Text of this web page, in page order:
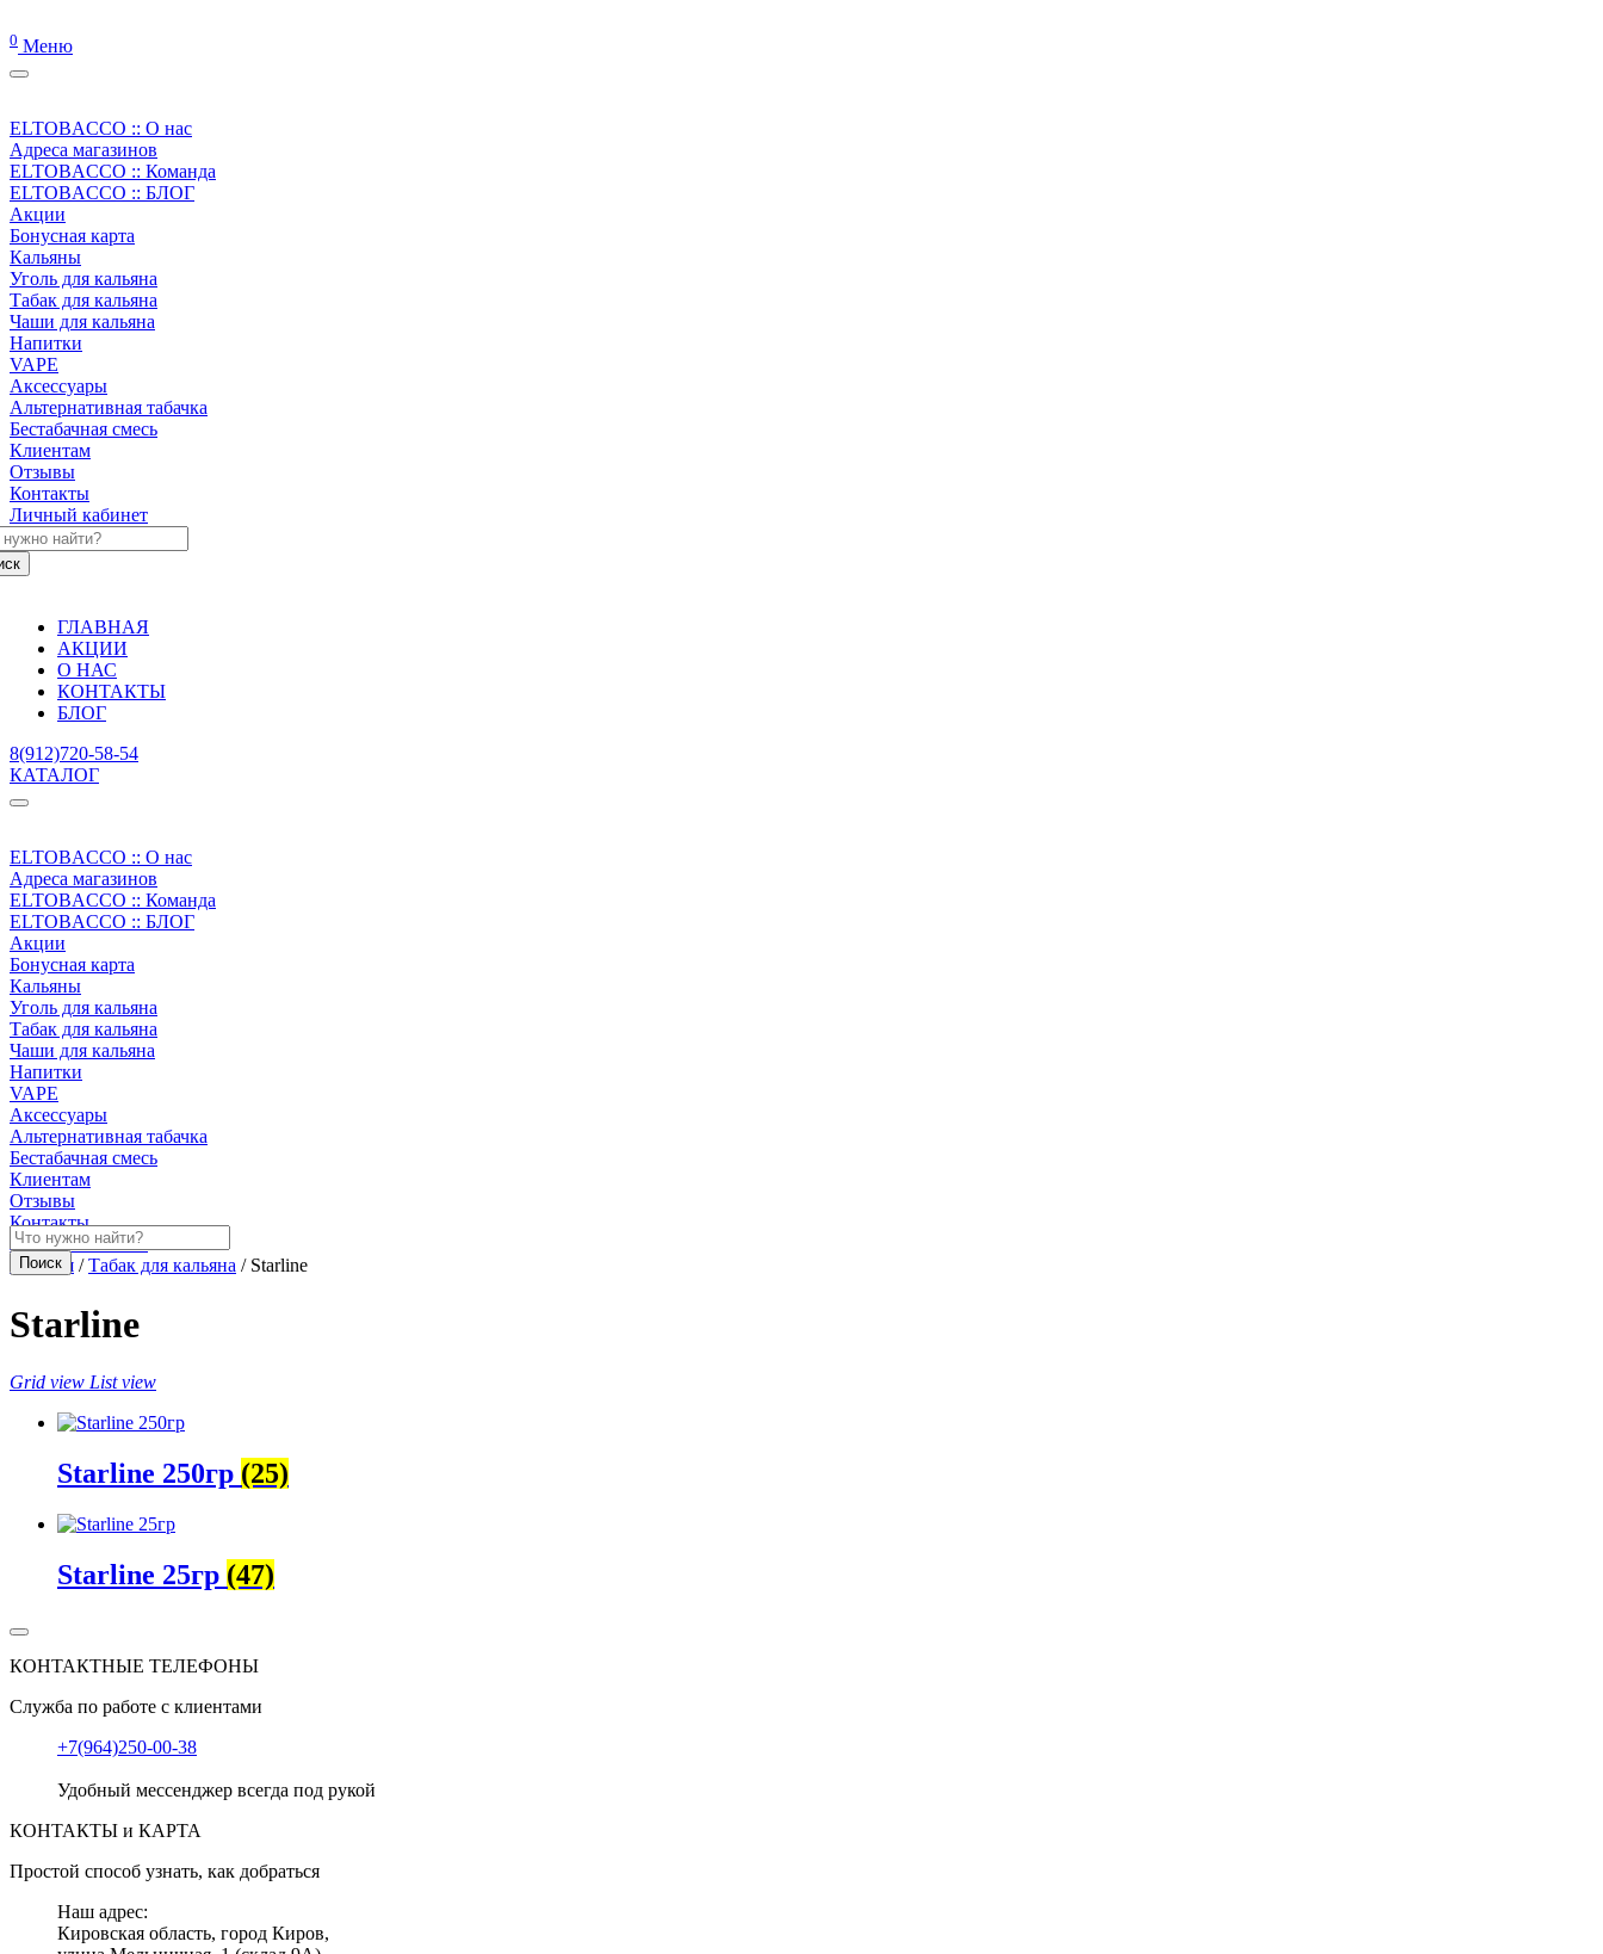
0 Меню
ELTOBACCO :: О нас
Адреса магазинов
ELTOBACCO :: Команда
ELTOBACCO :: БЛОГ
Акции
Бонусная карта
Кальяны
Уголь для кальяна
Табак для кальяна
Чаши для кальяна
Напитки
VAPE
Аксессуары
Альтернативная табачка
Бестабачная смесь
Клиентам
Отзывы
Контакты
Личный кабинет
ГЛАВНАЯ
АКЦИИ
О НАС
КОНТАКТЫ
БЛОГ
8(912)720-58-54
КАТАЛОГ
ELTOBACCO :: О нас
Адреса магазинов
ELTOBACCO :: Команда
ELTOBACCO :: БЛОГ
Акции
Бонусная карта
Кальяны
Уголь для кальяна
Табак для кальяна
Чаши для кальяна
Напитки
VAPE
Аксессуары
Альтернативная табачка
Бестабачная смесь
Клиентам
Отзывы
Контакты
Личный кабинет
Главная /Табак для кальяна / Starline
Starline
Grid view List view
Starline 250гр (25)
Starline 25гр (47)
КОНТАКТНЫЕ ТЕЛЕФОНЫ
Служба по работе с клиентами
+7(964)250-00-38
Удобный мессенджер всегда под рукой
КОНТАКТЫ и КАРТА
Простой способ узнать, как добраться
Наш адрес:
Кировская область, город Киров,